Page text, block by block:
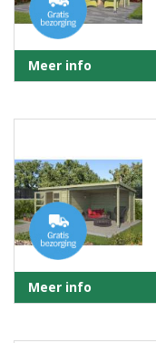
Meer info
Meer info